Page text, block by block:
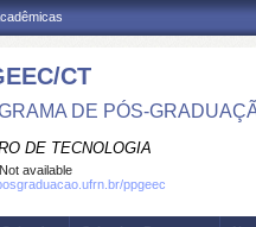
CT
DE PÓS-
DE TECNOLOGIA
Not available
ppgeec